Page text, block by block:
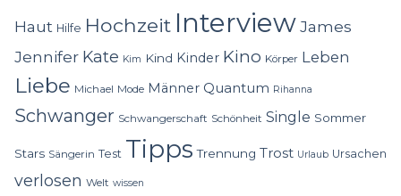
Haut Hilfe Hochzeit InterviewJames
Jennifer Kate Kim Kind Kinder Kino Körper Leben
Liebe Michael Mode Männer Quantum Rihanna
Schwanger Schwangerschaft Schönheit Single Sommer
Stars Sängerin Test Tipps Trennung Trost Urlaub Ursachen
verlosen Welt wissen